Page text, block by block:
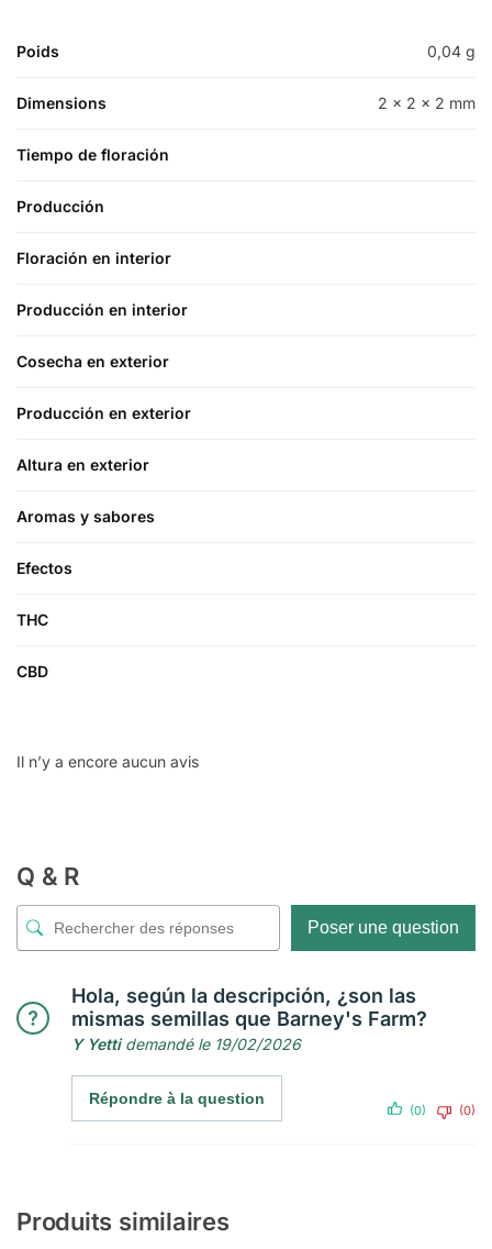
Poids 0,04 g
Dimensions 2 × 2 × 2 mm
Tiempo de floración
Producción
Floración en interior
Producción en interior
Cosecha en exterior
Producción en exterior
Altura en exterior
Aromas y sabores
Efectos
THC
CBD
Il n’y a encore aucun avis
Q & R
Poser une question
Hola, según la descripción, ¿son las
mismas semillas que Barney's Farm?
Y Yettidemandé le 19/02/2026
Répondre à la question
(0) (0)
Produits similaires